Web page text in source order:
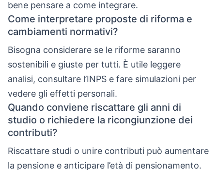
bene pensare a come integrare.
Come interpretare proposte di riforma e
cambiamenti normativi?
Bisogna considerare se le riforme saranno
sostenibili e giuste per tutti. È utile leggere
analisi, consultare l’INPS e fare simulazioni per
vedere gli effetti personali.
Quando conviene riscattare gli anni di
studio o richiedere la ricongiunzione dei
contributi?
Riscattare studi o unire contributi può aumentare
la pensione e anticipare l’età di pensionamento.